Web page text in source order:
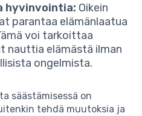
hyvinvointia: Oikein
parantaa elämänlaatua
voi tarkoittaa
nauttia elämästä ilman
ongelmista.
säästämisessä on
tehdä muutoksia ja